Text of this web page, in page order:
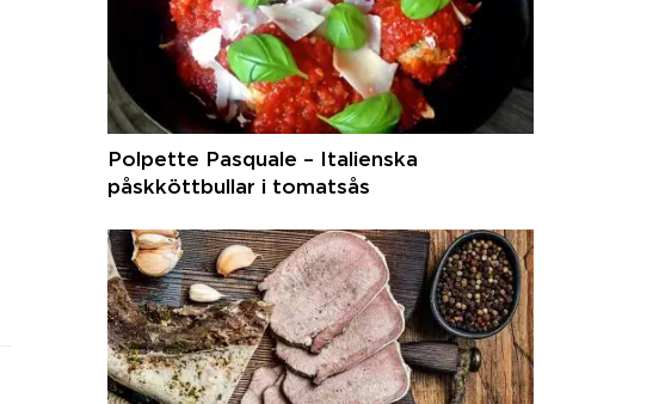
Polpette Pasquale – Italienska
påskköttbullar i tomatsås